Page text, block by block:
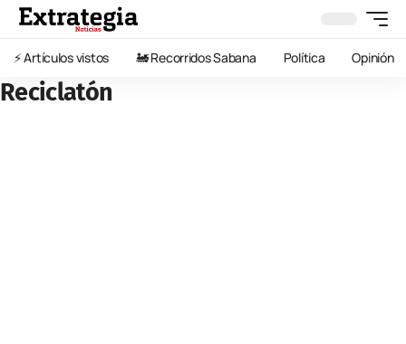
⚡️ Artículos vistos 🚂 Recorridos Sabana Política Opinión
Reciclatón